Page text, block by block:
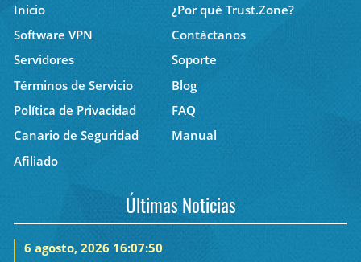
Inicio
¿Por qué Trust.Zone?
Software VPN
Contáctanos
Servidores
Soporte
Términos de Servicio
Blog
Política de Privacidad
FAQ
Canario de Seguridad
Manual
Afiliado
Últimas Noticias
6 agosto, 2026 16:07:50